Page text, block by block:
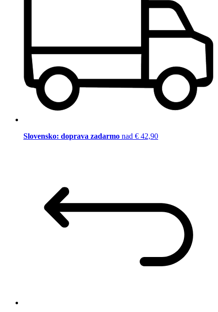
Slovensko: doprava zadarmo nad € 42,90